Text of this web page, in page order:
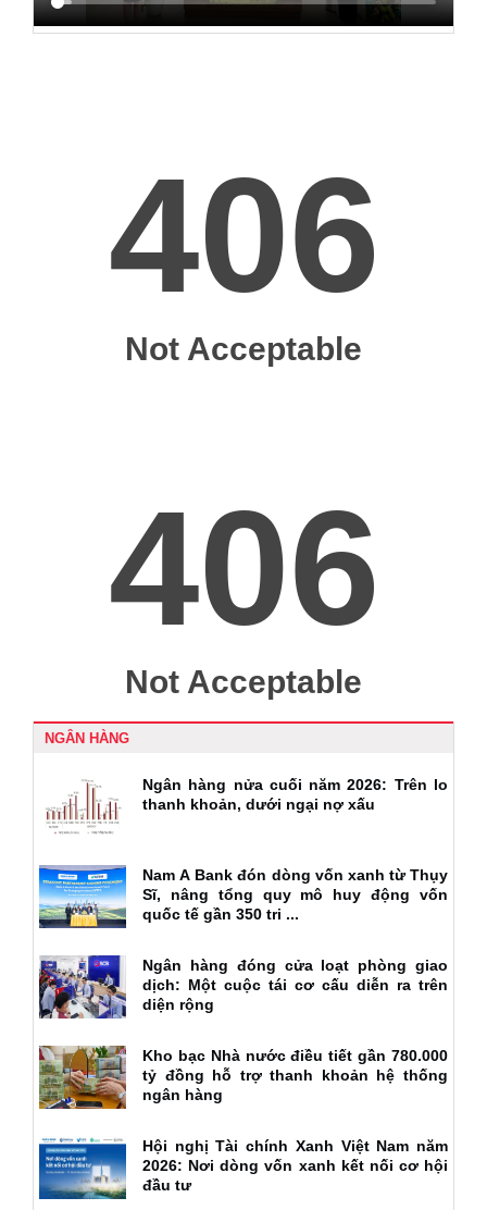
NGÂN HÀNG
Ngân hàng nửa cuối năm 2026: Trên lo
thanh khoản, dưới ngại nợ xấu
Nam A Bank đón dòng vốn xanh từ Thụy
Sĩ, nâng tổng quy mô huy động vốn
quốc tế gần 350 tri ...
Ngân hàng đóng cửa loạt phòng giao
dịch: Một cuộc tái cơ cấu diễn ra trên
diện rộng
Kho bạc Nhà nước điều tiết gần 780.000
tỷ đồng hỗ trợ thanh khoản hệ thống
ngân hàng
Hội nghị Tài chính Xanh Việt Nam năm
2026: Nơi dòng vốn xanh kết nối cơ hội
đầu tư